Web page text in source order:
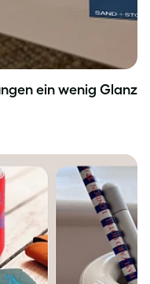
ein wenig Glanz